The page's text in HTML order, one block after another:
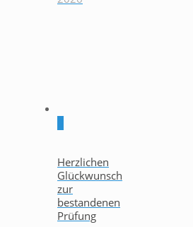
Herzlichen
Glückwunsch
zur
bestandenen
Prüfung